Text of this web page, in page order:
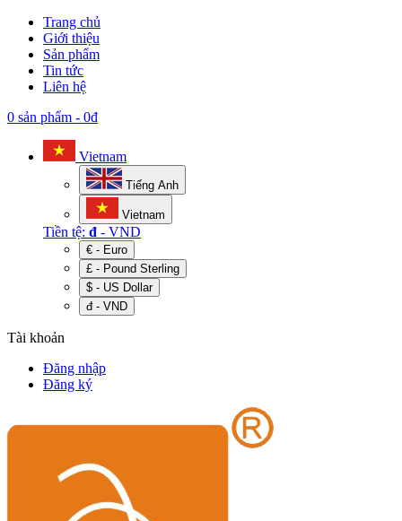
Trang chủ
Giới thiệu
Sản phẩm
Tin tức
Liên hệ
0 sản phẩm - 0đ
Vietnam
Tiếng Anh
Vietnam
Tiền tệ: đ - VND
€ - Euro
£ - Pound Sterling
$ - US Dollar
đ - VND
Tài khoản
Đăng nhập
Đăng ký